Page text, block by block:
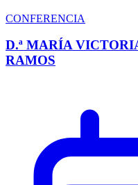
CONFERENCIA
D.ª MARÍA
RAMOS